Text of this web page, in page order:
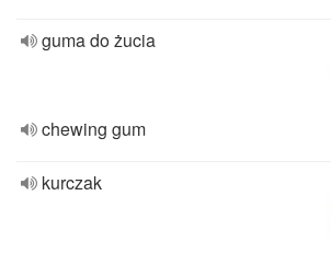
guma do żucia
chewing gum
kurczak